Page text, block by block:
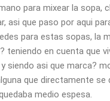
para mixear la sopa,
asi que paso por aqui
para estas sopas, la
teniendo en cuenta que
siendo asi que marca?
que directamente se
medio espesa.